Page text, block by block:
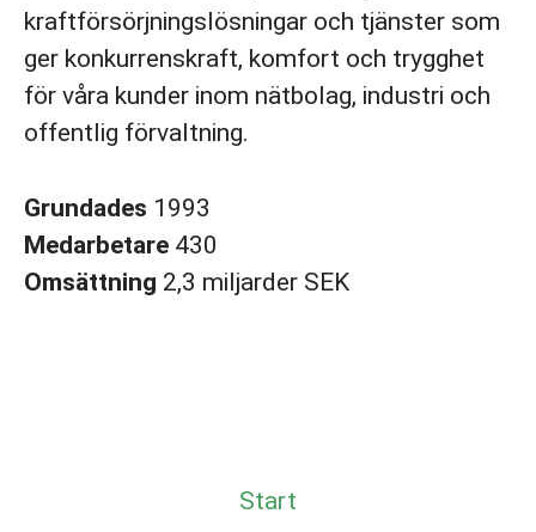
kraftförsörjningslösningar och tjänster som
ger konkurrenskraft, komfort och trygghet
för våra kunder inom nätbolag, industri och
offentlig förvaltning.
Grundades 1993
Medarbetare 430
Omsättning 2,3 miljarder SEK
Start